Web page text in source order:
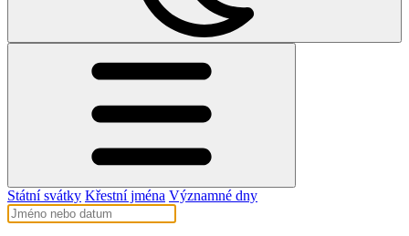
Státní svátky Křestní jména Významné dny